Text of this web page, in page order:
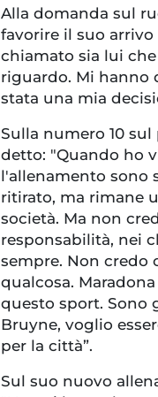
Alla domanda sul
favorire il suo arrivo
chiamato sia lui
riguardo. Mi hanno
stata una mia
Sulla numero 10
detto: "Quando ho
l'allenamento sono
ritirato, ma rimane
società. Ma non
responsabilità, nei
sempre. Non credo
qualcosa.
questo sport. Sono
Bruyne, voglio
per la città”.
Sul suo nuovo